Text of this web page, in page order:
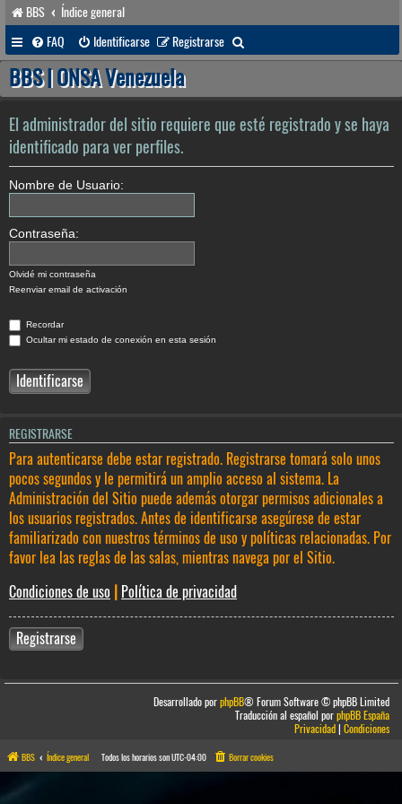
BBS
Índice general
FAQ
Identificarse Registrarse
u
r
BBS | ONSA Venezuela
El administrador del sitio requiere que esté registrado y se haya
identificado para ver perfiles.
Nombre de Usuario:
Contraseña:
Olvidé mi contraseña
Reenviar email de activación
Recordar
Ocultar mi estado de conexión en esta sesión
REGISTRARSE
Para autenticarse debe estar registrado. Registrarse tomará solo unos
pocos segundos y le permitirá un amplio acceso al sistema. La
Administración del Sitio puede además otorgar permisos adicionales a
los usuarios registrados. Antes de identificarse asegúrese de estar
familiarizado con nuestros términos de uso y políticas relacionadas. Por
favor lea las reglas de las salas, mientras navega por el Sitio.
Condiciones de uso
Política de privacidad
Registrarse
Desarrollado porphpBB® Forum Software © phpBB Limited
Traducción al español porphpBB España
Privacidad|Condiciones
BBS Índice general Todos los horarios sonUTC-04:00 Borrar cookies